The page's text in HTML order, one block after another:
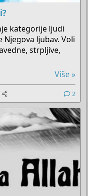
kategorije ljudi
Njegova ljubav. Voli
strpljive,
Više »
2